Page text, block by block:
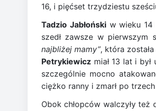
16, i pięćset trzydziestu
Tadzio Jabłońskiw wieku 14
szedł zawsze w
najbliżej mamy”, która
Petrykiewicz miał 13 lat i
szczególnie mocno
ciężko ranny i zmarł po
Obok chłopców walczyły też